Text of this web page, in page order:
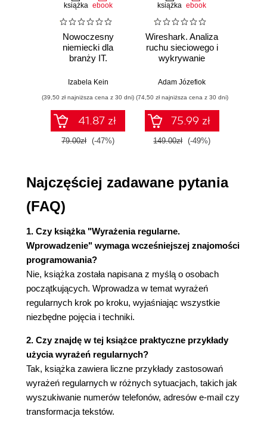
Dopasowanie dowolnego znaku, po raz kolejny
Oznaczanie tekstu (39)
Czego dowiedziałeś się z rozdziału 2.? (43)
Początek i koniec wiersza (47)
Granice słowa i nie-słowa (49)
Inne kotwice (52)
Czego dowiedziałeś się z rozdziału 3.? (58)
4. Alternatywy, grupy i odniesienia (61)
Alternatywy (62)
Podwzorce (65)
Grupy przechwytywania i odwołania wsteczne
(67)
Grupy nieprzechwytujące (70)
Czego dowiedziałeś się z rozdziału 4.? (73)
Informacje techniczne (73)
Negacja klasy znaków (77)
Złączenia i różnice (77)
Klasy znaków POSIX (80)
Czego dowiedziałeś się z rozdziału 5.? (82)
Informacje techniczne (82)
książka ebook
Nowoczesny
niemiecki dla
branży IT.
przykłady i
Izabela Kein
(39,50 zł najniższa cena z 30 dni)
41.87 zł
79.00zł (-47%)
książka ebook
Wireshark. Analiza
ruchu sieciowego i
wykrywanie
Adam Józefiok
(74,50 zł najniższa cena z 30 dni)
75.99 zł
149.00zł (-49%)
Najczęściej zadawane pytania
(FAQ)
1. Czy książka "Wyrażenia regularne.
Wprowadzenie" wymaga wcześniejszej znajomości
programowania?
Nie, książka została napisana z myślą o osobach
początkujących. Wprowadza w temat wyrażeń
regularnych krok po kroku, wyjaśniając wszystkie
niezbędne pojęcia i techniki.
2. Czy znajdę w tej książce praktyczne przykłady
użycia wyrażeń regularnych?
Tak, książka zawiera liczne przykłady zastosowań
wyrażeń regularnych w różnych sytuacjach, takich jak
wyszukiwanie numerów telefonów, adresów e-mail czy
transformacja tekstów.